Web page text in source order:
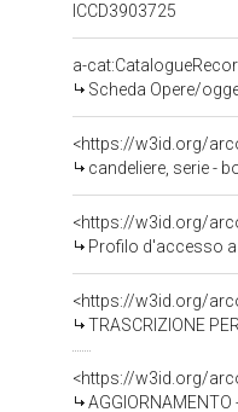
ICCD3903725
a-
Scheda Opere/
<https://w3id.org/
candeliere, serie -
<https://w3id.org/
Profilo d'accesso
<https://w3id.org/
TRASCRIZIONE
<https://w3id.org/
AGGIORNAMENTO